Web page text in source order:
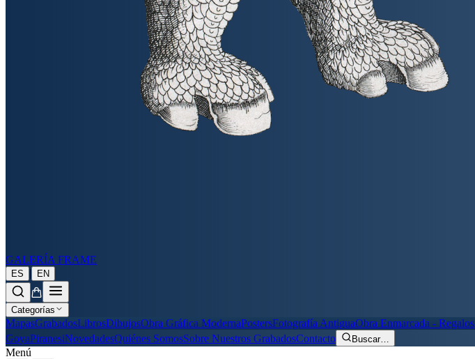
GALERÍA FRAME
ES | EN
Categorías
MapasGrabadosLibrosDibujosObra Gráfica ModernaPostersFotografía AntiguaObra Enmarcada - Regalos
GoyaPiranesiNovedadesQuiénes SomosSobre Nuestros GrabadosContacto Buscar…
Menú